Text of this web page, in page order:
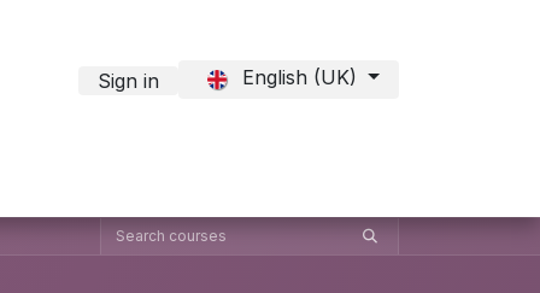
Sign in English (UK)